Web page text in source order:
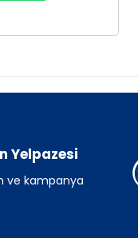
Yelpazesi
ve kampanya